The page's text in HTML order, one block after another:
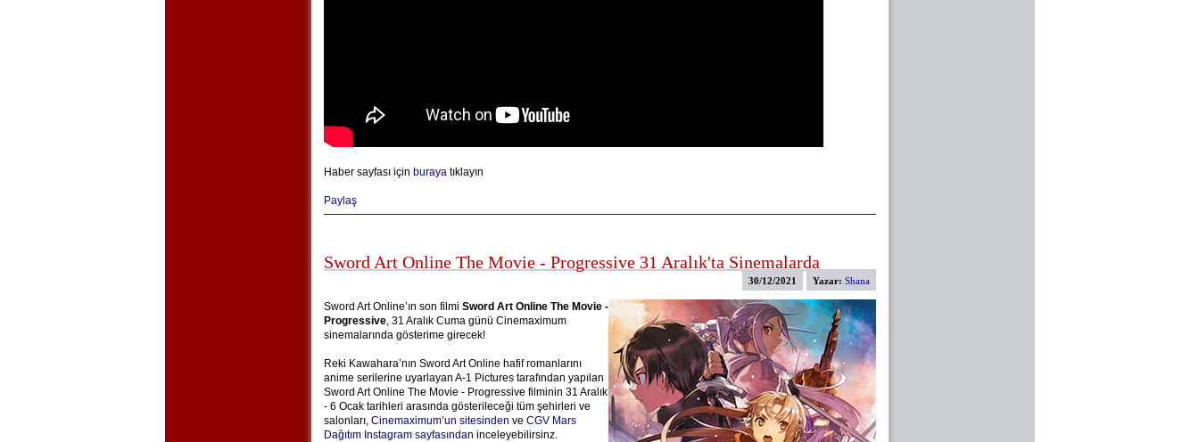
Haber sayfası için burayatıklayın
Paylaş
Sword Art Online The Movie - Progressive 31 Aralık'ta Sinemalarda
Yazar: Shana
30/12/2021
Sword Art Online’ın son filmi Sword Art Online The Movie -
Progressive, 31 Aralık Cuma günü Cinemaximum
sinemalarında gösterime girecek!
Reki Kawahara’nın Sword Art Online hafif romanlarını
anime serilerine uyarlayan A-1 Pictures tarafından yapılan
Sword Art Online The Movie - Progressive filminin 31 Aralık
- 6 Ocak tarihleri arasında gösterileceği tüm şehirleri ve
salonları, Cinemaximum’un sitesinden ve CGV Mars
Dağıtım Instagram sayfasından inceleyebilirsinz.